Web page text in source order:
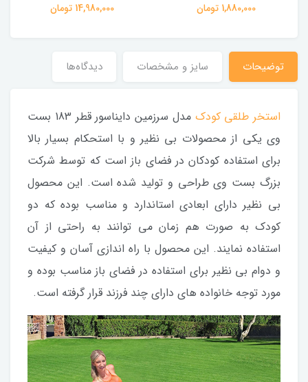
1,880,000 تومان 14,980,000 تومان
توضیحات سایز و مشخصات دیدگاه‌ها
استخر طلقی کودک
مدل سرزمین دایناسور قطر 183 بست
وی یکی از محصولات بی نظیر و با استحکام بسیار بالا
برای استفاده کودکان در فضای باز است که توسط شرکت
بزرگ بست وی طراحی و تولید شده است. این محصول
بی نظیر دارای ابعادی استاندارد و مناسب بوده که دو
کودک به صورت هم زمان می توانند به راحتی از آن
استفاده نمایند. این محصول با راه اندازی آسان و کیفیت
و دوام بی نظیر برای استفاده در فضای باز مناسب بوده و
مورد توجه خانواده های دارای چند فرزند قرار گرفته است.